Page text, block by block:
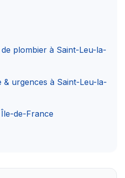
plombier à Saint-Leu-la-
& urgences à Saint-Leu-la-
de-France